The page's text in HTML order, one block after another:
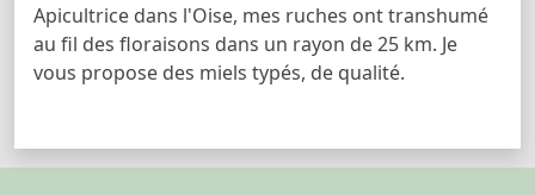
Apicultrice dans l'Oise, mes ruches ont transhumé
au fil des floraisons dans un rayon de 25 km. Je
vous propose des miels typés, de qualité.